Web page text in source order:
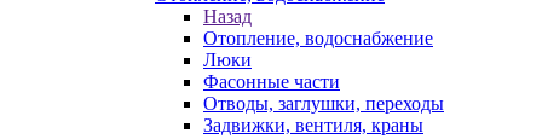
Назад
Отопление, водоснабжение
Люки
Фасонные части
Отводы, заглушки, переходы
Задвижки, вентиля, краны